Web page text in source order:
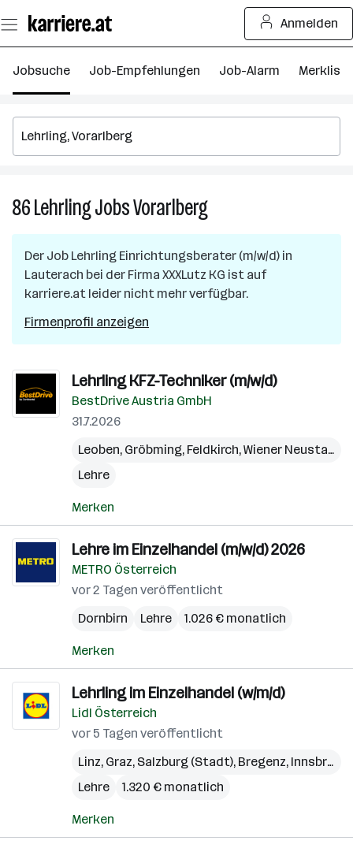
Seiteninhalt
springen
Anmelden
Jobsuche Job-Empfehlungen Job-Alarm Merkliste
86LehrlingJobsVorarlberg86
Lehrling
in
Vorarlberg
Der Job Lehrling Einrichtungsberater (m/w/d) in
Lauterach bei der Firma XXXLutz KG ist auf
karriere.at leider nicht mehr verfügbar.
Firmenprofil anzeigen
Lehrling KFZ-Techniker (m/w/d)
BestDrive Austria GmbH
31.7.2026
Leoben, Gröbming, Feldkirch,Wiener Neustadt
Lehre
Merken
Lehre im Einzelhandel (m/w/d) 2026
METRO Österreich
vor 2 Tagen veröffentlicht
Dornbirn
Lehre 1.026 € monatlich
Merken
Lehrling im Einzelhandel (w/m/d)
Lidl Österreich
vor 5 Tagen veröffentlicht
Linz, Graz, Salzburg (Stadt), Bregenz, Innsbruck
Lehre
1.320 € monatlich
Merken